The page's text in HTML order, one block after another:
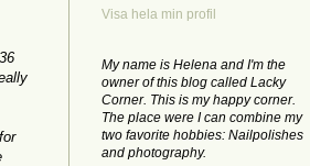
Visa hela min profil
My name is Helena and I'm the
owner of this blog called Lacky
Corner. This is my happy corner.
The place were I can combine my
two favorite hobbies: Nailpolishes
and photography.